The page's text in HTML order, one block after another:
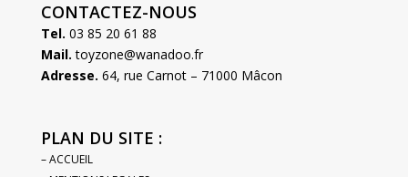
CONTACTEZ-NOUS
Tel. 03 85 20 61 88
Mail. toyzone@wanadoo.fr
Adresse. 64, rue Carnot – 71000 Mâcon
PLAN DU SITE :
– ACCUEIL